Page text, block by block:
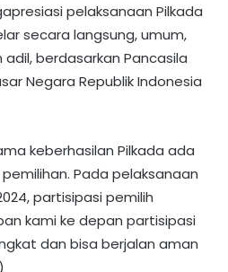
pelaksanaan Pilkada
secara langsung, umum,
adil, berdasarkan Pancasila
Negara Republik Indonesia
keberhasilan Pilkada ada
Pada pelaksanaan
partisipasi pemilih
kami ke depan partisipasi
dan bisa berjalan aman